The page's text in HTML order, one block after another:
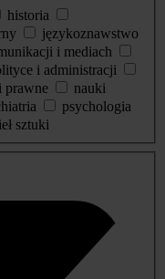
historia
językoznawstwo
i mediach
i administracji
prawne
nauki
psychologia
sztuki